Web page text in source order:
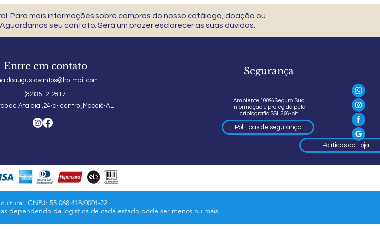
Para mais informações sobre compras do nosso catálogo, doação ou
seu contato. Será um prazer esclarecer as suas dúvidas.
Entre em contato
(82)3512-2817
de Atalaia ,24-c- centro ,Maceió-AL
Segurança
Ambiente 100% Seguro. Sua
informação é protegida pela
criptografia SSL 256-bit.
Políticas de segurança
Políticas da Loja
cultural. CNPJ: 55.068.418/0001-22
dependendo da logística de cada estado pode ser menos ou mais .